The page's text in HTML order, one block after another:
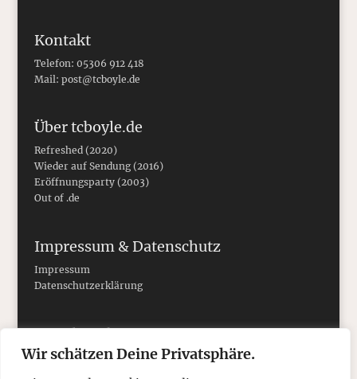
Wir schätzen Deine Privatsphäre.
Kontakt
Telefon: 05306 912 418
Mail: post@tcboyle.de
Über tcboyle.de
Refreshed (2020)
Wieder auf Sendung (2016)
Eröffnungsparty (2003)
Out of .de
Impressum & Datenschutz
Impressum
Datenschutzerklärung
Social Media